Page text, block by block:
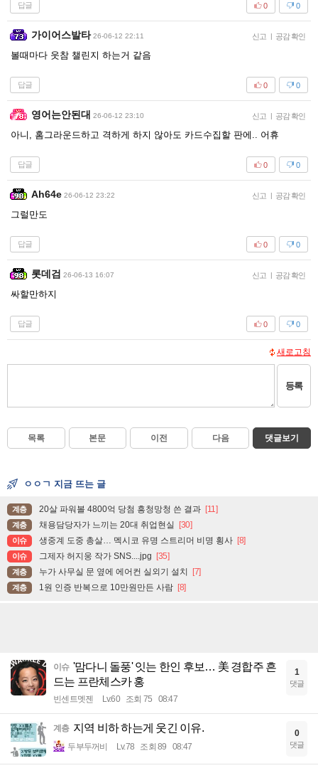
답글 0
0
가이어스발타 26-06-12 22:11 신고 | 공감 확인
볼때마다 웃참 챌린지 하는거 같음
답글 0
0
영어는안된대 26-06-12 23:10 신고 | 공감 확인
아니, 홈그라운드하고 격하게 하지 않아도 카드수집할 판에.. 어휴
답글 0
0
Ah64e 26-06-12 23:22 신고 | 공감 확인
그럴만도
답글 0
0
롯데검 26-06-13 16:07 신고 | 공감 확인
싸할만하지
답글 0
0
새로고침
등록
목록 본문 이전 다음 댓글보기
ㅇㅇㄱ 지금 뜨는 글
계층 20살 파워볼 4800억 당첨 흥청망청 쓴 결과 [11]
계층 채용담당자가 느끼는 20대 취업현실 [30]
이슈 생중계 도중 총살… 멕시코 유명 스트리머 비명 횡사 [8]
이슈 그제자 허지웅 작가 SNS....jpg [35]
계층 누가 사무실 문 옆에 에어컨 실외기 설치 [7]
계층 1원 인증 반복으로 10만원만든 사람 [8]
이슈 '맘다니 돌풍' 잇는 한인 후보… 美 경합주 흔
드는 프란체스카 홍
빈센트멧젠 Lv.60 조회 75 08:47
1
댓글
계층 지역 비하 하는게 웃긴 이유.
두부두꺼비 Lv.78 조회 89 08:47
0
댓글